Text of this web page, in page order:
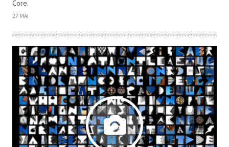
Core.
27 MAI